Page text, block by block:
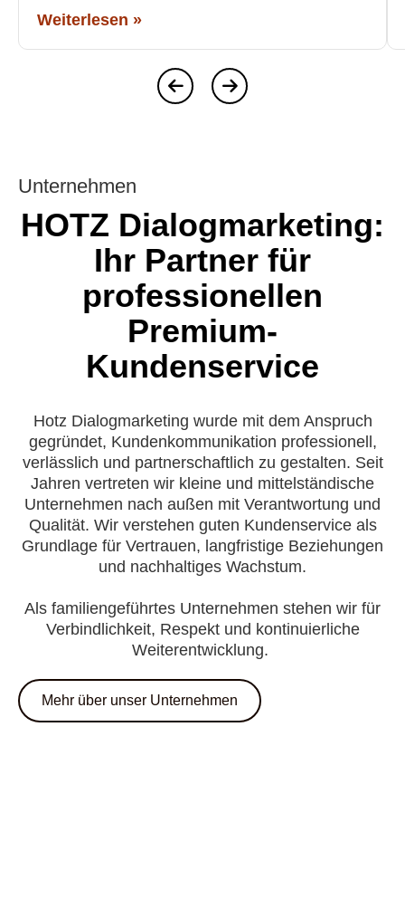
Weiterlesen »
Unternehmen
HOTZ Dialogmarketing:
Ihr Partner für
professionellen
Premium-
Kundenservice
Hotz Dialogmarketing wurde mit dem Anspruch
gegründet, Kundenkommunikation professionell,
verlässlich und partnerschaftlich zu gestalten. Seit
Jahren vertreten wir kleine und mittelständische
Unternehmen nach außen mit Verantwortung und
Qualität. Wir verstehen guten Kundenservice als
Grundlage für Vertrauen, langfristige Beziehungen
und nachhaltiges Wachstum.
Als familiengeführtes Unternehmen stehen wir für
Verbindlichkeit, Respekt und kontinuierliche
Weiterentwicklung.
Mehr über unser Unternehmen